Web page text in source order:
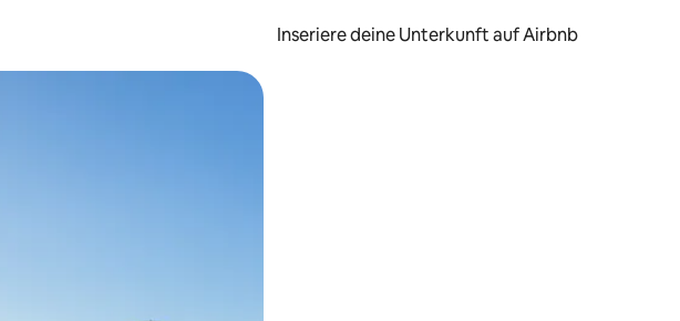
Inseriere deine Unterkunft auf Airbnb